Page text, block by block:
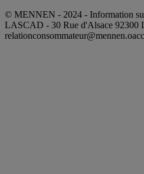
© MENNEN - 2024 - Information
LASCAD - 30 Rue d'Alsace 92300